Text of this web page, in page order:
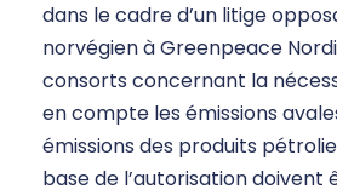
dans le cadre d’un litige
norvégien à Greenpeace
consorts concernant la
en compte les émissions
émissions des produits
base de l’autorisation doivent